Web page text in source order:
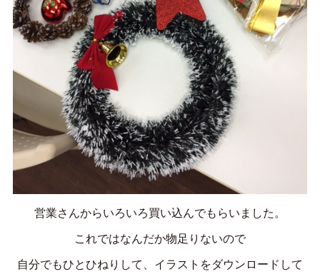
営業さんからいろいろ買い込んでもらいました。
これではなんだか物足りないので
自分でもひとひねりして、イラストをダウンロードして